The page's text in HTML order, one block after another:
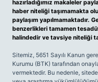
hazırladığımız makaleler
haber niteliği taşımamakta
paylaşım yapılmamaktadır.
benzerlikleri tamamen
halindedir ve tavsiye niteliği
Sitemiz, 5651 Sayılı Kanun
Kurumu (BTK) tarafından
vermektedir. Bu nedenle,